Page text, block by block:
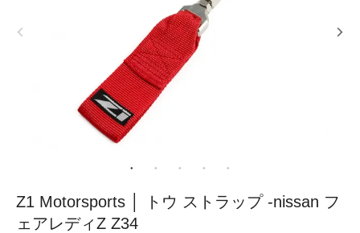
Z1 Motorsports │ トウ ストラップ -nissan フ
ェアレディZ Z34